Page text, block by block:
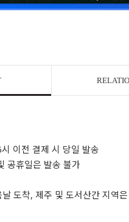
이전 결제 시 당일 발송
공휴일은 발송 불가
도착, 제주 및 도서산간 지역